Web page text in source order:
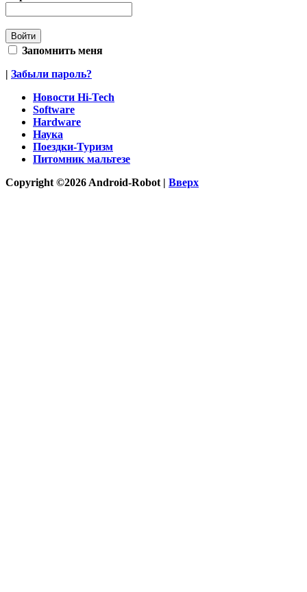
Запомнить меня
| Забыли пароль?
Новости Hi-Tech
Software
Hardware
Наука
Поездки-Туризм
Питомник мальтезе
Copyright ©2026 Android-Robot | Вверх